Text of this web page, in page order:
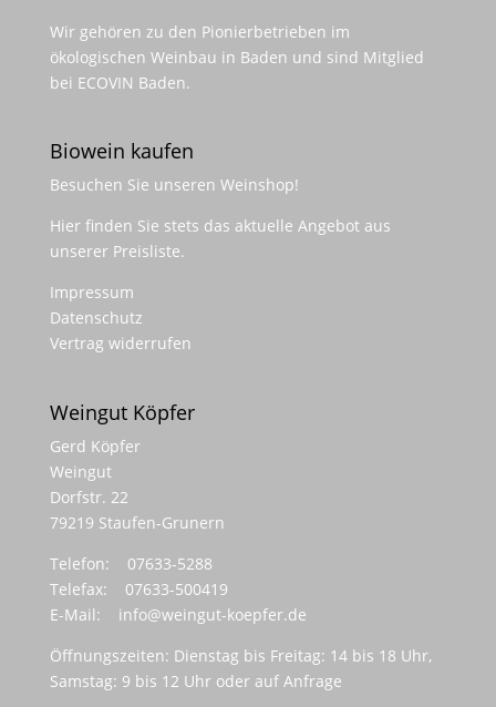
Wir gehören zu den Pionierbetrieben im
ökologischen Weinbau in Baden und sind Mitglied
bei ECOVIN Baden.
Biowein kaufen
Besuchen Sie unseren Weinshop!
Hier finden Sie stets das aktuelle Angebot aus
unserer Preisliste.
Impressum
Datenschutz
Vertrag widerrufen
Weingut Köpfer
Gerd Köpfer
Weingut
Dorfstr. 22
79219 Staufen-Grunern
Telefon: 07633-5288
Telefax: 07633-500419
E-Mail: info@weingut-koepfer.de
Öffnungszeiten: Dienstag bis Freitag: 14 bis 18 Uhr,
Samstag: 9 bis 12 Uhr oder auf Anfrage